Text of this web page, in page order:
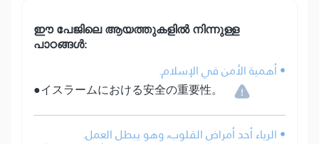
ഈ പേജിലെ ആയത്തുകളിൽ നിന്നുള്ള
പാഠങ്ങൾ:
• أهمية الأمن في الإسلام.
●イスラームにおける安全の重要性。
• الرياء أحد أمراض القلوب، وهو يبطل العمل.